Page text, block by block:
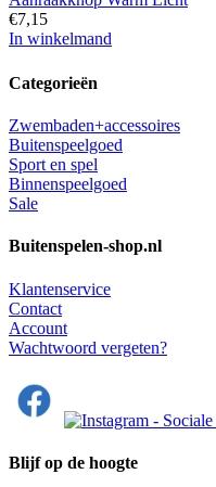
€7,15
In winkelmand
Categorieën
Zwembaden+accessoires
Buitenspeelgoed
Sport en spel
Binnenspeelgoed
Sale
Buitenspelen-shop.nl
Klantenservice
Contact
Account
Wachtwoord vergeten?
Blijf op de hoogte